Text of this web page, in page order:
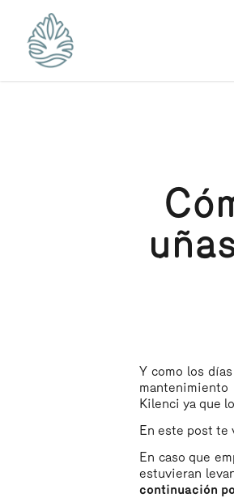
main
content
Y como los
Kilenci ya que
En este post te
En caso que
estuvieran
continuación